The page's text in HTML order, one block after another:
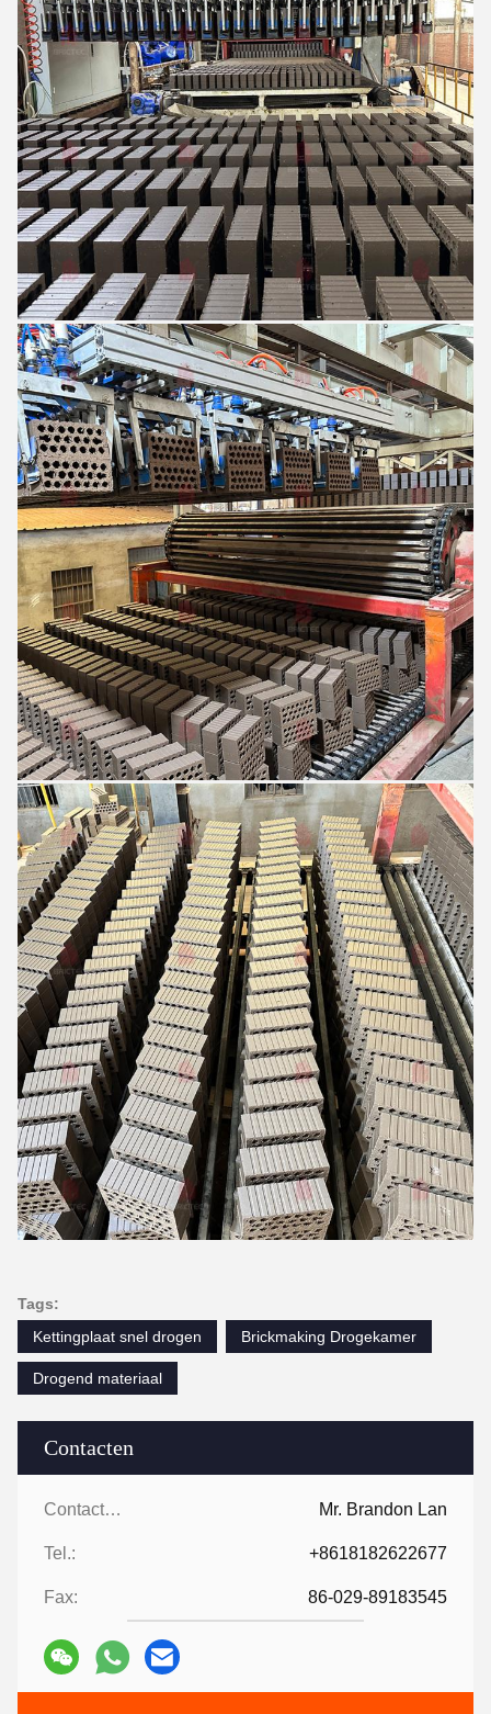
Contacten
Contacten: Mr. Brandon Lan
Tel.: +8618182622677
Fax: 86-029-89183545
Tags:
Kettingplaat snel drogen
Brickmaking Drogekamer
Drogend materiaal